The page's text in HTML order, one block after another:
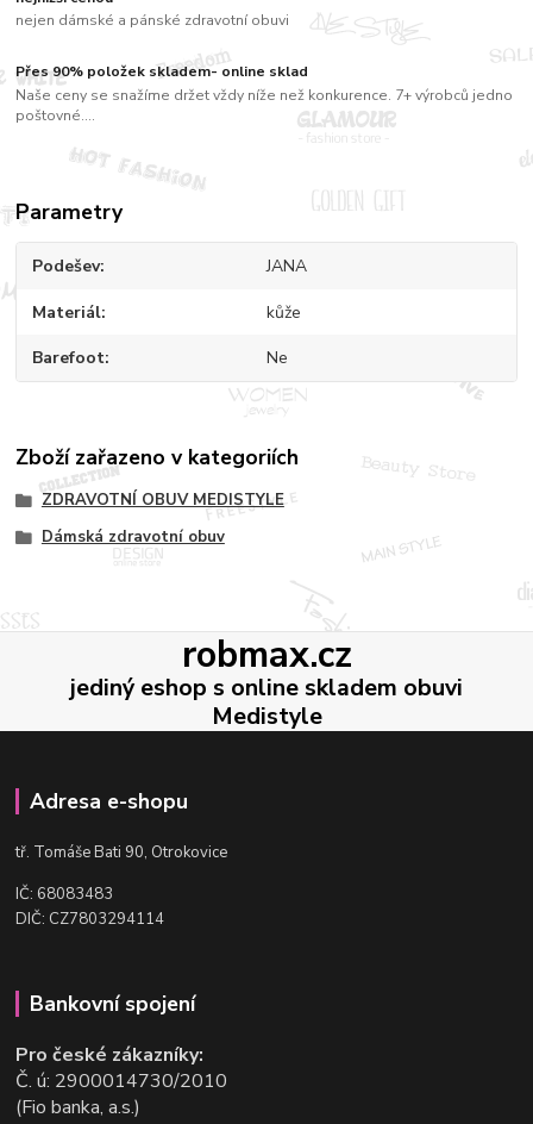
nejen dámské a pánské zdravotní obuvi
Přes 90% položek skladem- online sklad
Naše ceny se snažíme držet vždy níže než konkurence. 7+ výrobců jedno
poštovné....
Parametry
Podešev JANA
Materiál kůže
Barefoot Ne
Zboží zařazeno v kategoriích
ZDRAVOTNÍ OBUV MEDISTYLE
Dámská zdravotní obuv
robmax.cz
jediný eshop s online skladem obuvi
Medistyle
Adresa e-shopu
tř. Tomáše Bati 90, Otrokovice
IČ: 68083483
DIČ: CZ7803294114
Bankovní spojení
Pro české zákazníky:
Č. ú: 2900014730/2010
(Fio banka, a.s.)